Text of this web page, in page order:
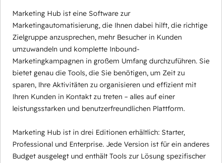
Marketing Hub ist eine Software zur
Marketingautomatisierung, die Ihnen dabei hilft, die richtige
Zielgruppe anzusprechen, mehr Besucher in Kunden
umzuwandeln und komplette Inbound-
Marketingkampagnen in großem Umfang durchzuführen. Sie
bietet genau die Tools, die Sie benötigen, um Zeit zu
sparen, Ihre Aktivitäten zu organisieren und effizient mit
Ihren Kunden in Kontakt zu treten – alles auf einer
leistungsstarken und benutzerfreundlichen Plattform.
Marketing Hub ist in drei Editionen erhältlich: Starter,
Professional und Enterprise. Jede Version ist für ein anderes
Budget ausgelegt und enthält Tools zur Lösung spezifischer